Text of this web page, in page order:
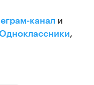
канал и
,